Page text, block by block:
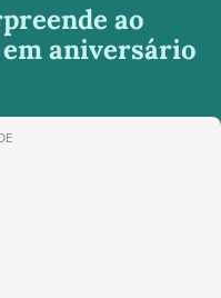
ao
aniversário